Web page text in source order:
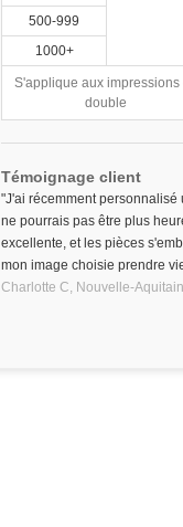
500-999
1000+
S'applique aux impressions
double
Témoignage client
"J'ai récemment
ne pourrais pas être plus
excellente, et les pièces
mon image choisie prendre
Charlotte C, Nouvelle-